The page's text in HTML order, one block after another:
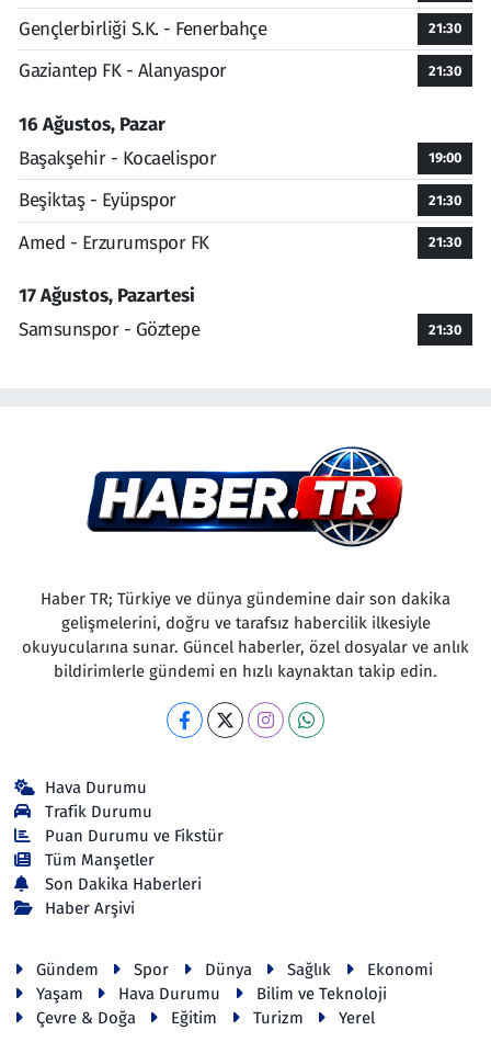
Gençlerbirliği S.K. - Fenerbahçe 21:30
Gaziantep FK - Alanyaspor 21:30
16 Ağustos, Pazar
Başakşehir - Kocaelispor
19:00
Beşiktaş - Eyüpspor 21:30
Amed - Erzurumspor FK 21:30
17 Ağustos, Pazartesi
Samsunspor - Göztepe
21:30
Haber TR; Türkiye ve dünya gündemine dair son dakika
gelişmelerini, doğru ve tarafsız habercilik ilkesiyle
okuyucularına sunar. Güncel haberler, özel dosyalar ve anlık
bildirimlerle gündemi en hızlı kaynaktan takip edin.
Hava Durumu
Trafik Durumu
Puan Durumu ve Fikstür
Tüm Manşetler
Son Dakika Haberleri
Haber Arşivi
Gündem Spor Dünya Sağlık
Ekonomi
Yaşam
Hava Durumu
Bilim ve Teknoloji
Çevre & Doğa
Eğitim Turizm Yerel